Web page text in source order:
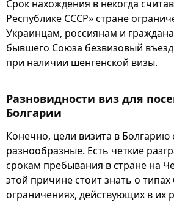
Срок нахождения в некогда
Республике СССР» стране
Украинцам, россиянам и
бывшего Союза безвизовый
при наличии шенгенской визы.
Разновидности виз для
Болгарии
Конечно, цели визита в Болгарию
разнообразные. Есть четкие
срокам пребывания в стране на
этой причине стоит знать о типах
ограничениях, действующих в их